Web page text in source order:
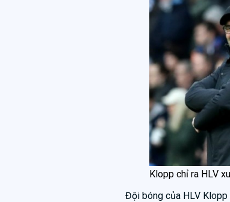
Klopp chỉ ra HLV
Đội bóng của HLV